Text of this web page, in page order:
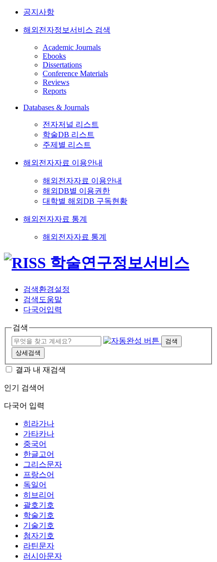
공지사항
해외전자정보서비스 검색
Academic Journals
Ebooks
Dissertations
Conference Materials
Reviews
Reports
Databases & Journals
전자저널 리스트
학술DB 리스트
주제별 리스트
해외전자자료 이용안내
해외전자자료 이용안내
해외DB별 이용권한
대학별 해외DB 구독현황
해외전자자료 통계
해외전자자료 통계
검색환경설정
검색도움말
다국어입력
검색
검색
상세검색
결과 내 재검색
인기 검색어
다국어 입력
히라가나
가타카나
중국어
한글고어
그리스문자
프랑스어
독일어
히브리어
괄호기호
학술기호
기술기호
첨자기호
라틴문자
러시아문자